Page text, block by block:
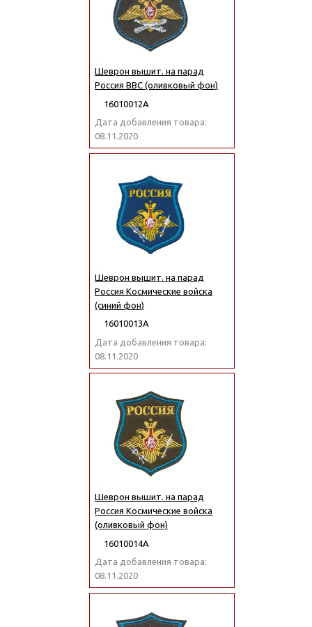
Шеврон вышит. на парад
Россия ВВС (оливковый фон)
16010012А
Дата добавления товара:
08.11.2020
Шеврон вышит. на парад
Россия Космические войска
(синий фон)
16010013А
Дата добавления товара:
08.11.2020
Шеврон вышит. на парад
Россия Космические войска
(оливковый фон)
16010014А
Дата добавления товара:
08.11.2020